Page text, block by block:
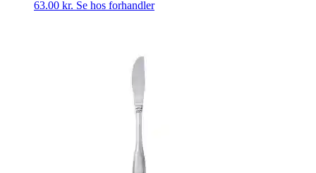
63.00 kr. Se hos forhandler